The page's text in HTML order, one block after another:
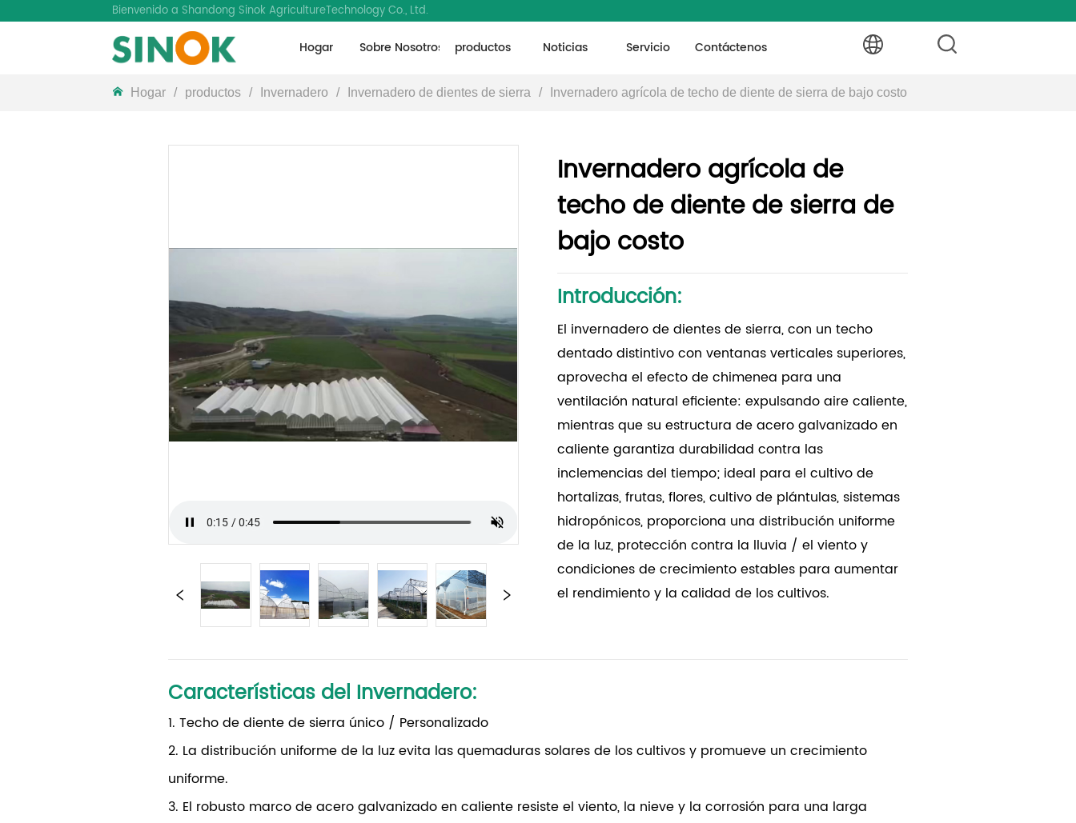
Bienvenido a Shandong Sinok AgricultureTechnology Co., Ltd.
LOGO Hogar Sobre Nosotros productos Noticias Servicio Contáctenos
Hogar / productos / Invernadero / Invernadero de dientes de sierra / Invernadero agrícola de techo de diente de sierra de bajo costo
Invernadero agrícola de
techo de diente de sierra de
bajo costo
Introducción:
El invernadero de dientes de sierra, con un techo
dentado distintivo con ventanas verticales superiores,
aprovecha el efecto de chimenea para una
ventilación natural eficiente: expulsando aire caliente,
mientras que su estructura de acero galvanizado en
caliente garantiza durabilidad contra las
inclemencias del tiempo; ideal para el cultivo de
hortalizas, frutas, flores, cultivo de plántulas, sistemas
hidropónicos, proporciona una distribución uniforme
de la luz, protección contra la lluvia / el viento y
condiciones de crecimiento estables para aumentar
el rendimiento y la calidad de los cultivos.
Características del Invernadero:
1. Techo de diente de sierra único / Personalizado
2. La distribución uniforme de la luz evita las quemaduras solares de los cultivos y promueve un crecimiento
uniforme.
3. El robusto marco de acero galvanizado en caliente resiste el viento, la nieve y la corrosión para una larga